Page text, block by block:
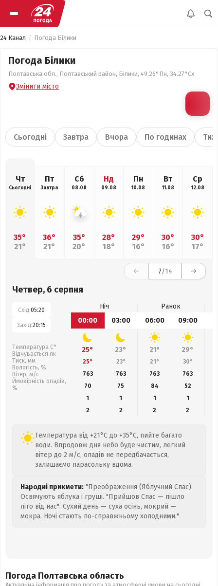
24 Канал Погода Білики
Погода Білики
Полтавська обл., Полтавський район, Білики, 49.26°Пн, 34.27°Сх
Змінити місто
Сьогодні Завтра Вчора По годинах
Чт
Сьогодні
35°
21°
Пт
Завтра
36°
21°
Сб
08.08
35°
20°
Нд
09.08
28°
18°
Пн
10.08
29°
16°
Вт
11.08
30°
16°
Ср
12.08
30°
17°
7/14
Четвер, 6 серпня
Схід:05:20
Захід:20:15
Температура С°
Відчувається як
Тиск, мм
Вологість, %
Вітер, м/с
Ймовірність опадів,
%
Ніч
Ранок
00:00
03:00 06:00 09:00
25° 23° 21° 29°
25° 23° 21° 30°
763
763 763 763
70
75 84 52
1
1 1
1
2
2 2 2
Температура від +21°C до +35°C, пийте багато
води. Впродовж дня небо буде чистим, легкий
вітер до 2 м/с, опадів не передбачається,
залишаємо парасольку вдома.
Народні прикмети: "Преображення (Яблучний Спас).
Освячують яблука і груші. "Прийшов Спас — пішло
літо від нас". Сухий день — суха осінь, мокрий —
мокра. Ночі стають по-справжньому холодними."
Погода Полтавська область